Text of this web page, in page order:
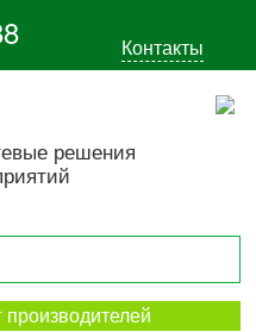
Контакты
решения
производителей